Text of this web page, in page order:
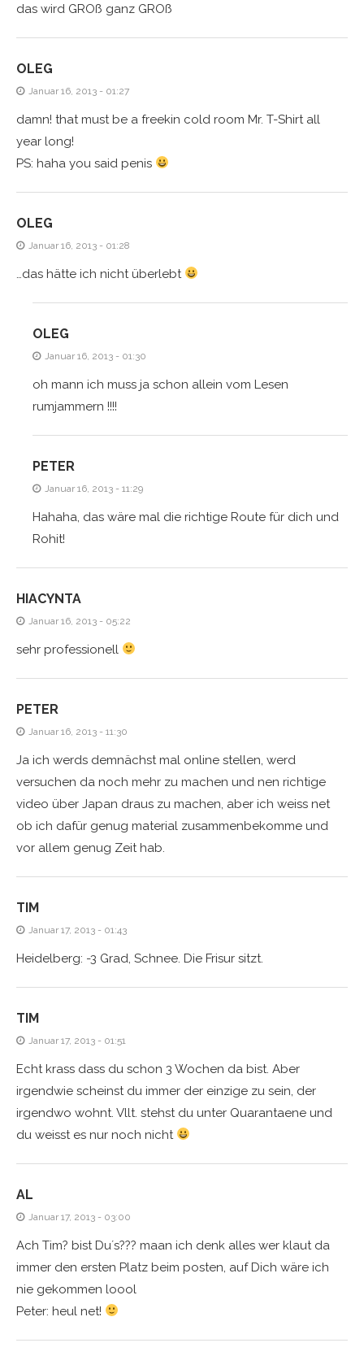
das wird GROß ganz GROß
OLEG
Januar 16, 2013 - 01:27
damn! that must be a freekin cold room Mr. T-Shirt all
year long!
PS: haha you said penis
OLEG
Januar 16, 2013 - 01:28
…das hätte ich nicht überlebt
OLEG
Januar 16, 2013 - 01:30
oh mann ich muss ja schon allein vom Lesen
rumjammern !!!!
PETER
Januar 16, 2013 - 11:29
Hahaha, das wäre mal die richtige Route für dich und
Rohit!
HIACYNTA
Januar 16, 2013 - 05:22
sehr professionell
PETER
Januar 16, 2013 - 11:30
Ja ich werds demnächst mal online stellen, werd
versuchen da noch mehr zu machen und nen richtige
video über Japan draus zu machen, aber ich weiss net
ob ich dafür genug material zusammenbekomme und
vor allem genug Zeit hab.
TIM
Januar 17, 2013 - 01:43
Heidelberg: -3 Grad, Schnee. Die Frisur sitzt.
TIM
Januar 17, 2013 - 01:51
Echt krass dass du schon 3 Wochen da bist. Aber
irgendwie scheinst du immer der einzige zu sein, der
irgendwo wohnt. Vllt. stehst du unter Quarantaene und
du weisst es nur noch nicht
AL
Januar 17, 2013 - 03:00
Ach Tim? bist Du´s??? maan ich denk alles wer klaut da
immer den ersten Platz beim posten, auf Dich wäre ich
nie gekommen loool
Peter: heul net!